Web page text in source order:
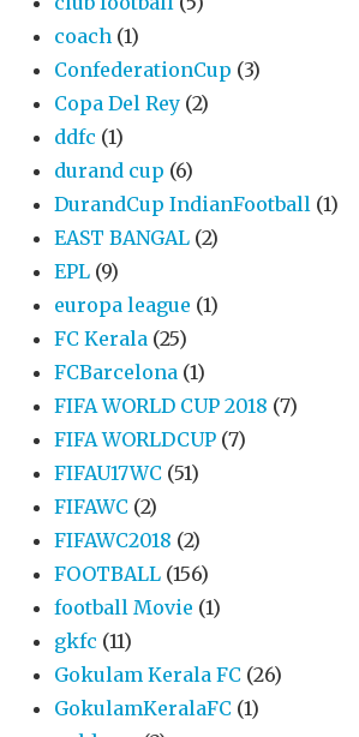
coach (1)
ConfederationCup (3)
Copa Del Rey (2)
ddfc (1)
durand cup (6)
DurandCup IndianFootball (1)
EAST BANGAL (2)
EPL (9)
europa league (1)
FC Kerala (25)
FCBarcelona (1)
FIFA WORLD CUP 2018 (7)
FIFA WORLDCUP (7)
FIFAU17WC (51)
FIFAWC (2)
FIFAWC2018 (2)
FOOTBALL (156)
football Movie (1)
gkfc (11)
Gokulam Kerala FC (26)
GokulamKeralaFC (1)